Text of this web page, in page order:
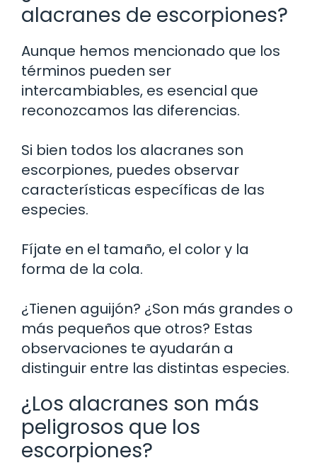
alacranes de escorpiones?
Aunque hemos mencionado que los
términos pueden ser
intercambiables, es esencial que
reconozcamos las diferencias.
Si bien todos los alacranes son
escorpiones, puedes observar
características específicas de las
especies.
Fíjate en el tamaño, el color y la
forma de la cola.
¿Tienen aguijón? ¿Son más grandes o
más pequeños que otros? Estas
observaciones te ayudarán a
distinguir entre las distintas especies.
¿Los alacranes son más
peligrosos que los
escorpiones?